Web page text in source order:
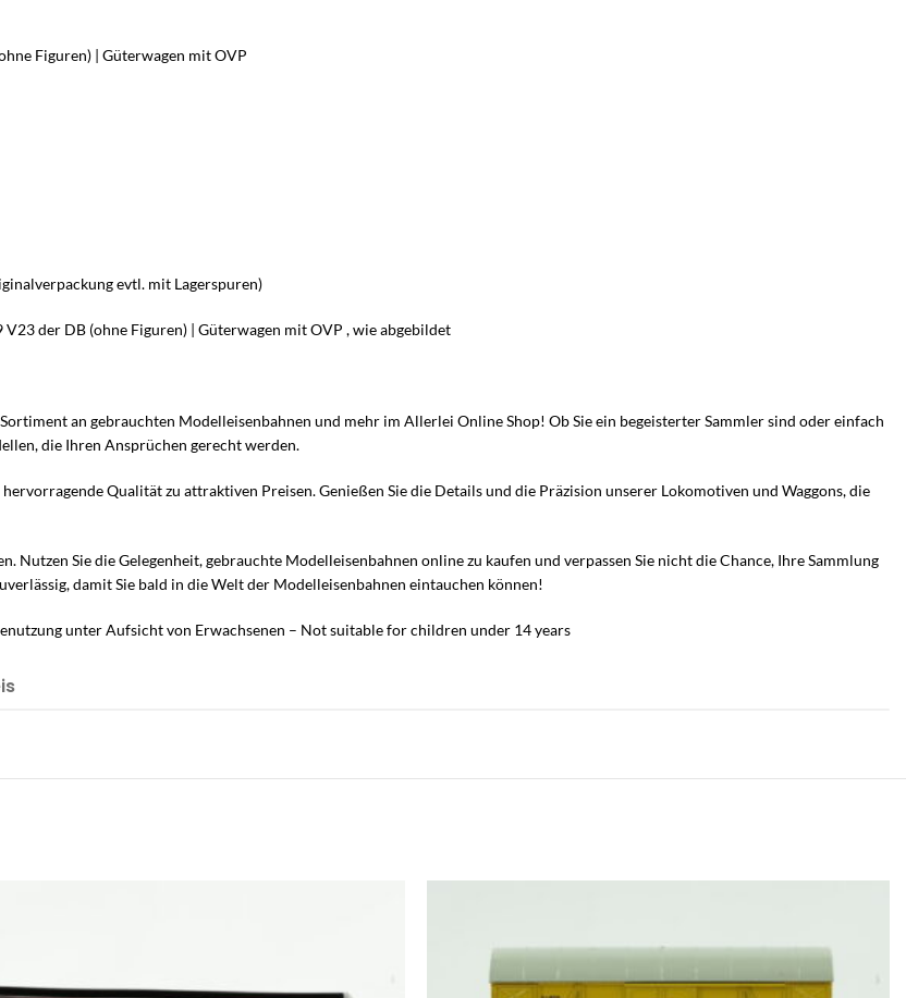
Figuren) | Güterwagen mit OVP
evtl. mit Lagerspuren)
der DB (ohne Figuren) | Güterwagen mit OVP , wie abgebildet
an gebrauchten Modelleisenbahnen und mehr im Allerlei Online Shop! Ob Sie ein begeisterter Sammler sind oder einfach
die Ihren Ansprüchen gerecht werden.
Qualität zu attraktiven Preisen. Genießen Sie die Details und die Präzision unserer Lokomotiven und Waggons, die
Sie die Gelegenheit, gebrauchte Modelleisenbahnen online zu kaufen und verpassen Sie nicht die Chance, Ihre Sammlung
damit Sie bald in die Welt der Modelleisenbahnen eintauchen können!
unter Aufsicht von Erwachsenen – Not suitable for children under 14 years